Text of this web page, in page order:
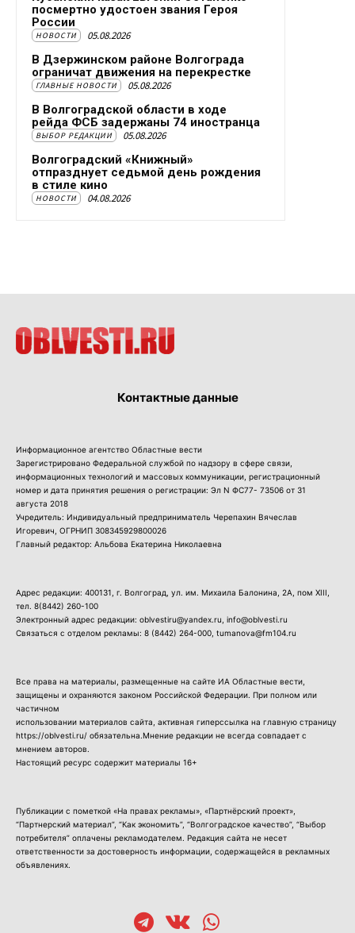
посмертно удостоен звания Героя
России
НОВОСТИ 05.08.2026
В Дзержинском районе Волгограда
ограничат движения на перекрестке
ГЛАВНЫЕ НОВОСТИ 05.08.2026
В Волгоградской области в ходе
рейда ФСБ задержаны 74 иностранца
ВЫБОР РЕДАКЦИИ 05.08.2026
Волгоградский «Книжный»
отпразднует седьмой день рождения
в стиле кино
НОВОСТИ 04.08.2026
Контактные данные
Информационное агентство Областные вести
Зарегистрировано Федеральной службой по надзору в сфере связи,
информационных технологий и массовых коммуникации, регистрационный
номер и дата принятия решения о регистрации: Эл N ФС77- 73506 от 31
августа 2018
Учредитель: Индивидуальный предприниматель Черепахин Вячеслав
Игоревич, ОГРНИП 308345929800026
Главный редактор: Альбова Екатерина Николаевна
Адрес редакции: 400131, г. Волгоград, ул. им. Михаила Балонина, 2А, пом XIII,
тел. 8(8442) 260-100
Электронный адрес редакции: oblvestiru@yandex.ru, info@oblvesti.ru
Связаться с отделом рекламы: 8 (8442) 264-000 , tumanova@fm104.ru
Все права на материалы, размещенные на сайте ИА Областные вести,
защищены и охраняются законом Российской Федерации. При полном или
частичном
использовании материалов сайта, активная гиперссылка на главную страницу
https://oblvesti.ru/ обязательна.Мнение редакции не всегда совпадает с
мнением авторов.
Настоящий ресурс содержит материалы 16+
Публикации с пометкой «На правах рекламы», «Партнёрский проект»,
“Партнерский материал”, “Как экономить”, “Волгоградское качество”, “Выбор
потребителя” оплачены рекламодателем. Редакция сайта не несет
ответственности за достоверность информации, содержащейся в рекламных
объявлениях.